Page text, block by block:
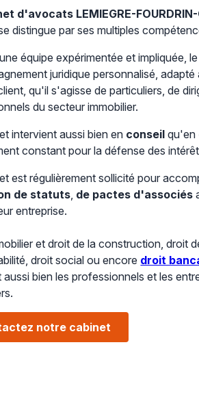
d'avocats LEMIEGRE-FOURDRIN-
distingue par ses multiples
équipe expérimentée et impliquée,
juridique personnalisé,
qu'il s'agisse de particuliers, de
du secteur immobilier.
intervient aussi bien en conseil qu'en
constant pour la défense des
est régulièrement sollicité pour
de statuts, de pactes d'associés
entreprise.
et droit de la construction, droit
droit social ou encore droit
aussi bien les professionnels et les
notre cabinet